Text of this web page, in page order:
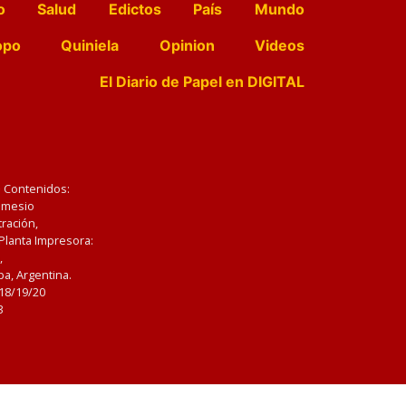
Salud Edictos País
Mundo
Quiniela Opinion
Videos
El Diario de Papel en DIGITAL
Impresora:
Argentina.
19/20